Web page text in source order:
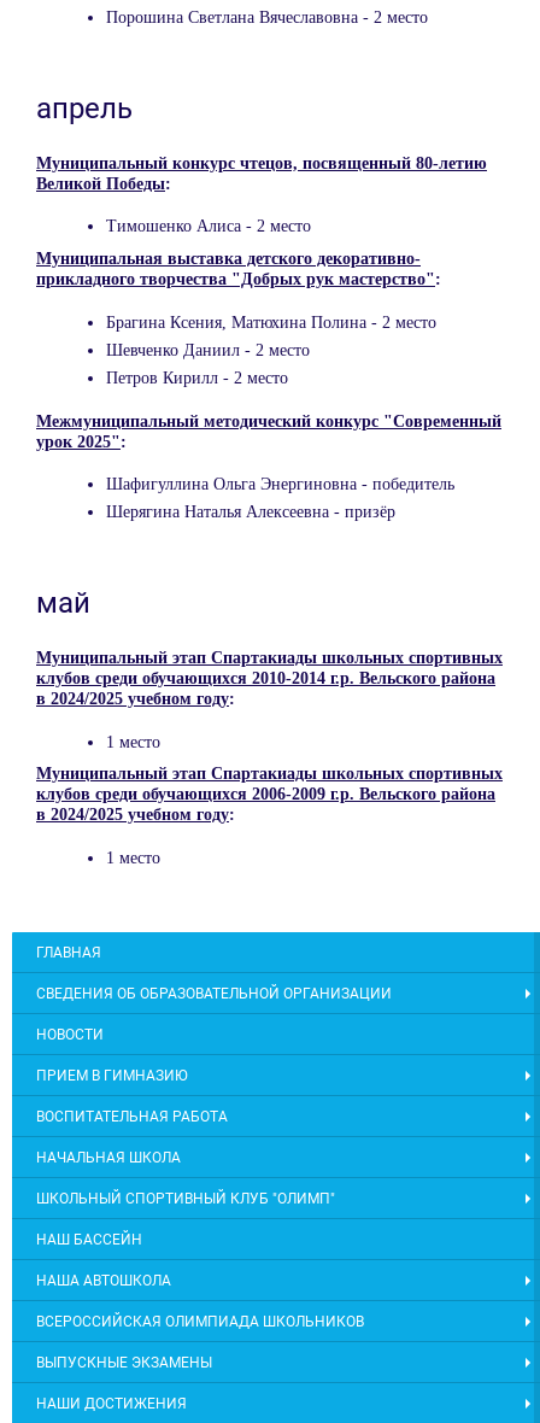
Порошина Светлана Вячеславовна - 2 место
апрель
Муниципальный конкурс чтецов, посвященный 80-летию
Великой Победы:
Тимошенко Алиса - 2 место
Муниципальная выставка детского декоративно-
прикладного творчества "Добрых рук мастерство":
Брагина Ксения, Матюхина Полина - 2 место
Шевченко Даниил - 2 место
Петров Кирилл - 2 место
Межмуниципальный методический конкурс "Современный
урок 2025":
Шафигуллина Ольга Энергиновна - победитель
Шерягина Наталья Алексеевна - призёр
май
Муниципальный этап Спартакиады школьных спортивных
клубов среди обучающихся 2010-2014 г.р. Вельского района
в 2024/2025 учебном году:
1 место
Муниципальный этап Спартакиады школьных спортивных
клубов среди обучающихся 2006-2009 г.р. Вельского района
в 2024/2025 учебном году:
1 место
ГЛАВНАЯ
СВЕДЕНИЯ ОБ ОБРАЗОВАТЕЛЬНОЙ ОРГАНИЗАЦИИ
НОВОСТИ
ПРИЕМ В ГИМНАЗИЮ
ВОСПИТАТЕЛЬНАЯ РАБОТА
НАЧАЛЬНАЯ ШКОЛА
ШКОЛЬНЫЙ СПОРТИВНЫЙ КЛУБ "ОЛИМП"
НАШ БАССЕЙН
НАША АВТОШКОЛА
ВСЕРОССИЙСКАЯ ОЛИМПИАДА ШКОЛЬНИКОВ
ВЫПУСКНЫЕ ЭКЗАМЕНЫ
НАШИ ДОСТИЖЕНИЯ